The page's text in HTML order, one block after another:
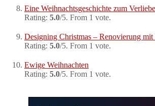
Eine Weihnachtsgeschichte zum
Rating: 5.0/5. From 1 vote.
Designing Christmas – Renovierung
Rating: 5.0/5. From 1 vote.
Ewige Weihnachten
Rating: 5.0/5. From 1 vote.